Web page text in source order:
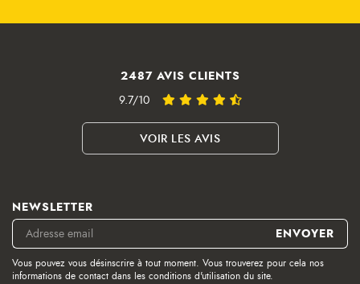
2487 AVIS CLIENTS
9.7/10
VOIR LES AVIS
NEWSLETTER
Vous pouvez vous désinscrire à tout moment. Vous trouverez pour cela nos
informations de contact dans les conditions d'utilisation du site.